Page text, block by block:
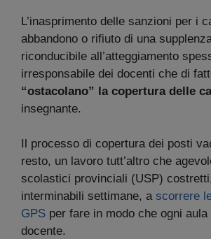
L’inasprimento delle sanzioni per i
abbandono o rifiuto di una
riconducibile all’atteggiamento
irresponsabile dei docenti che di
“ostacolano” la copertura delle
insegnante.
Il processo di copertura dei posti
resto, un lavoro tutt’altro che
scolastici provinciali (USP)
interminabili settimane, a scorrere
GPS per fare in modo che ogni
docente.